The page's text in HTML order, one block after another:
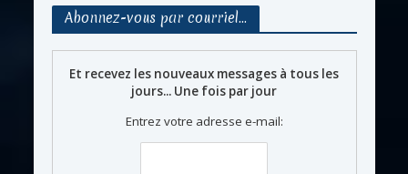
Abonnez-vous par courriel…
Et recevez les nouveaux messages à tous les
jours... Une fois par jour
Entrez votre adresse e-mail: